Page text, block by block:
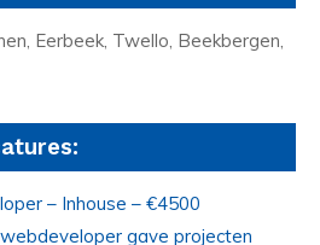
Eerbeek, Twello, Beekbergen,
– Inhouse – €4500
gave projecten